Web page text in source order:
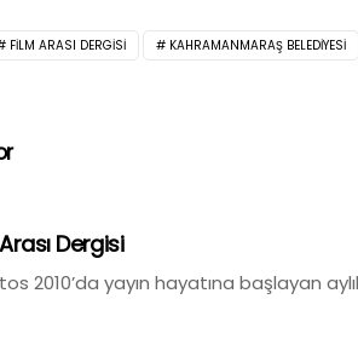
FILM ARASI DERGISI KAHRAMANMARAŞ BELEDIYESI
Dergisi
2010’da yayın hayatına başlayan